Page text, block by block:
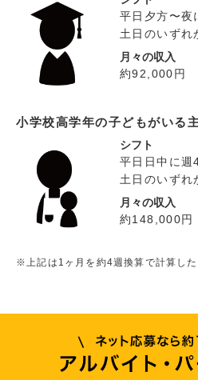
平日夕方〜夜
土日のいずれ
月々の収入
約92,000円
小学校高学年の子どもがいる
シフト
平日日中に週
土日のいずれ
月々の収入
約148,000円
※上記は1ヶ月を約4週換算で計算した